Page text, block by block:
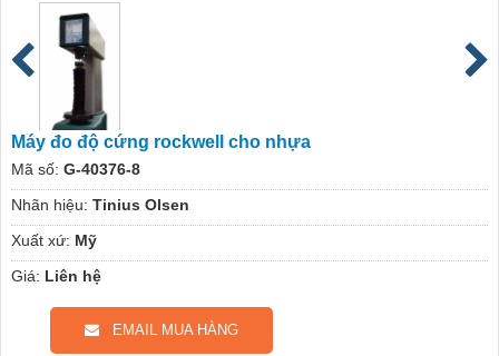
Máy đo độ cứng rockwell cho nhựa
Mã số: G-40376-8
Nhãn hiệu: Tinius Olsen
Xuất xứ: Mỹ
Giá: Liên hệ
EMAIL MUA HÀNG